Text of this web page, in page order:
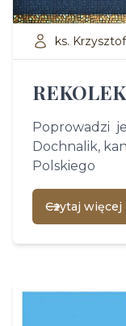
ks.
Poprowadzi je
Dochnalik,
Polskiego
Czytaj więcej